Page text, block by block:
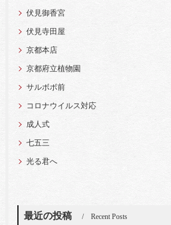
伏見御香宮
伏見寺田屋
京都本店
京都府立植物園
サルボボ前
コロナウイルス対応
成人式
七五三
光る君へ
最近の投稿 Recent Posts